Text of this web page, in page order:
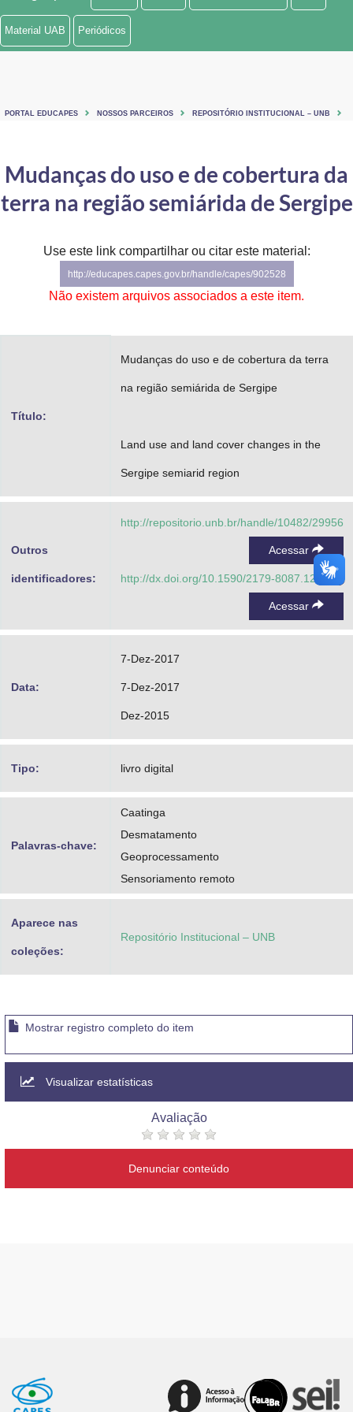
Ministério de Minas e Energia
Controladoria-Geral da União
Secretaria-Geral
Secretaria de Governo
Gabinete de Segurança Institucional
Material UAB Periódicos
PORTAL EDUCAPES NOSSOS PARCEIROS REPOSITÓRIO INSTITUCIONAL – UNB
Mudanças do uso e de cobertura da
terra na região semiárida de Sergipe
Use este link compartilhar ou citar este material:
http://educapes.capes.gov.br/handle/capes/902528
Não existem arquivos associados a este item.
Título:
Mudanças do uso e de cobertura da terra
na região semiárida de Sergipe
Land use and land cover changes in the
Sergipe semiarid region
Outros
identificadores:
http://repositorio.unb.br/handle/10482/29956
Acessar
http://dx.doi.org/10.1590/2179-8087.121514
Acessar
Data:
7-Dez-2017
7-Dez-2017
Dez-2015
Tipo: livro digital
Palavras-chave:
Caatinga
Desmatamento
Geoprocessamento
Sensoriamento remoto
Aparece nas
coleções:
Repositório Institucional – UNB
Mostrar registro completo do item
Visualizar estatísticas
Avaliação
Denunciar conteúdo